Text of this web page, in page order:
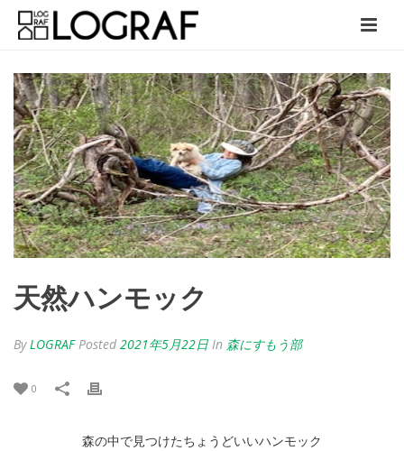
天然ハンモック
ByLOGRAF Posted 2021年5月22日 In 森にすもう部
0
森の中で見つけたちょうどいいハンモック